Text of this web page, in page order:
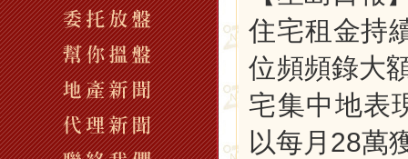
住宅租金持
位頻頻錄大
宅集中地表
以每月28萬